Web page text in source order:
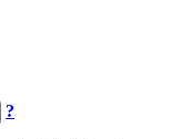
?